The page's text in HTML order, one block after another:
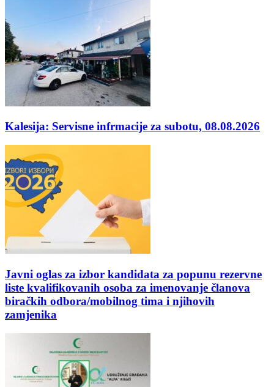
Kalesija: Servisne infrmacije za subotu, 08.08.2026
Javni oglas za izbor kandidata za popunu rezervne
liste kvalifikovanih osoba za imenovanje članova
biračkih odbora/mobilnog tima i njihovih
zamjenika